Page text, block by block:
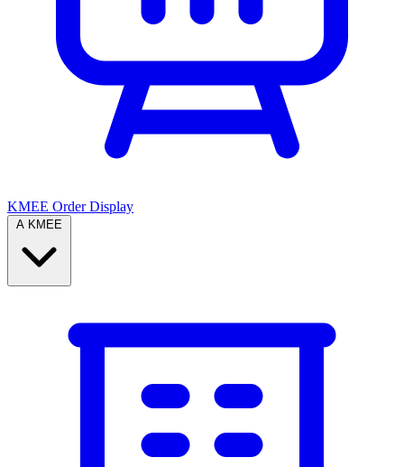
KMEE Order Display